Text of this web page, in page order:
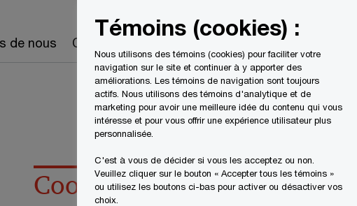
de nous Carrières Recherche
Coordonnées
Témoins (cookies) :
Nous utilisons des témoins (cookies) pour faciliter votre
navigation sur le site et continuer à y apporter des
améliorations. Les témoins de navigation sont toujours
actifs. Nous utilisons des témoins d'analytique et de
marketing pour avoir une meilleure idée du contenu qui vous
intéresse et pour vous offrir une expérience utilisateur plus
personnalisée.
C'est à vous de décider si vous les acceptez ou non.
Veuillez cliquer sur le bouton « Accepter tous les témoins »
ou utilisez les boutons ci-bas pour activer ou désactiver vos
choix.